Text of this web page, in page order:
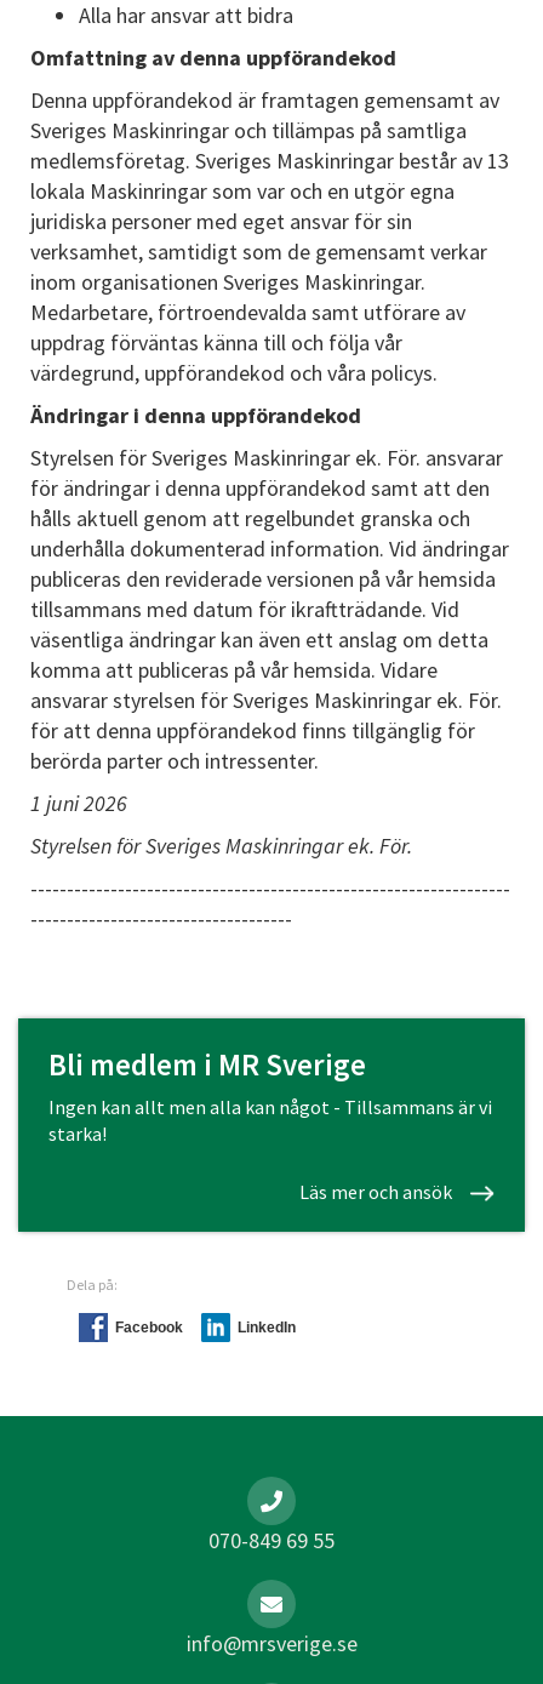
Alla har ansvar att bidra
Omfattning av denna uppförandekod
Denna uppförandekod är framtagen gemensamt av
Sveriges Maskinringar och tillämpas på samtliga
medlemsföretag. Sveriges Maskinringar består av 13
lokala Maskinringar som var och en utgör egna
juridiska personer med eget ansvar för sin
verksamhet, samtidigt som de gemensamt verkar
inom organisationen Sveriges Maskinringar.
Medarbetare, förtroendevalda samt utförare av
uppdrag förväntas känna till och följa vår
värdegrund, uppförandekod och våra policys.
Ändringar i denna uppförandekod
Styrelsen för Sveriges Maskinringar ek. För. ansvarar
för ändringar i denna uppförandekod samt att den
hålls aktuell genom att regelbundet granska och
underhålla dokumenterad information. Vid ändringar
publiceras den reviderade versionen på vår hemsida
tillsammans med datum för ikraftträdande. Vid
väsentliga ändringar kan även ett anslag om detta
komma att publiceras på vår hemsida. Vidare
ansvarar styrelsen för Sveriges Maskinringar ek. För.
för att denna uppförandekod finns tillgänglig för
berörda parter och intressenter.
1 juni 2026
Styrelsen för Sveriges Maskinringar ek. För.
------------------------------------------------------------------
------------------------------------
Bli medlem i MR Sverige
Ingen kan allt men alla kan något - Tillsammans är vi
starka!
Läs mer och ansök
Dela på:
Facebook LinkedIn
070-849 69 55
info@mrsverige.se